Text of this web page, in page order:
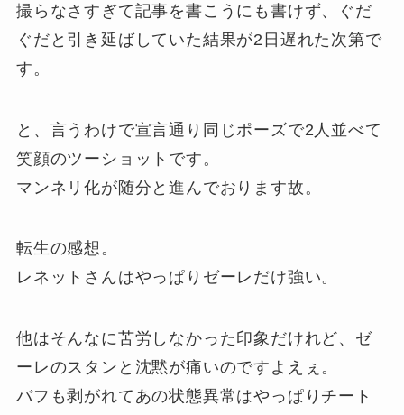
撮らなさすぎて記事を書こうにも書けず、ぐだ
ぐだと引き延ばしていた結果が2日遅れた次第で
す。
と、言うわけで宣言通り同じポーズで2人並べて
笑顔のツーショットです。
マンネリ化が随分と進んでおります故。
転生の感想。
レネットさんはやっぱりゼーレだけ強い。
他はそんなに苦労しなかった印象だけれど、ゼ
ーレのスタンと沈黙が痛いのですよえぇ。
バフも剥がれてあの状態異常はやっぱりチート